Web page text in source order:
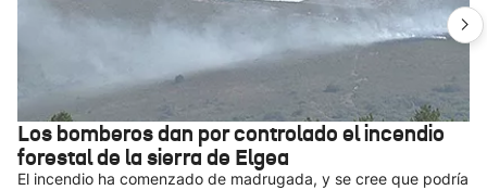
Los bomberos dan por controlado el incendio
forestal de la sierra de Elgea
El incendio ha comenzado de madrugada, y se cree que podría